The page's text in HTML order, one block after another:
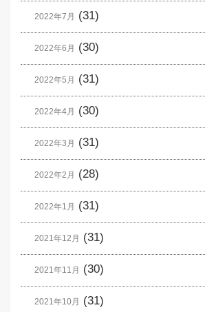
2022年7月 (31)
2022年6月 (30)
2022年5月 (31)
2022年4月 (30)
2022年3月 (31)
2022年2月 (28)
2022年1月 (31)
2021年12月 (31)
2021年11月 (30)
2021年10月 (31)